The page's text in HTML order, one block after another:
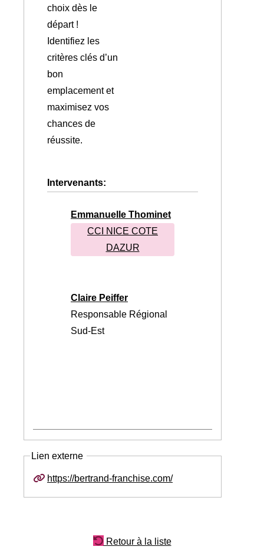
choix dès le
départ !
Identifiez les
critères clés d’un
bon
emplacement et
maximisez vos
chances de
réussite.
Intervenants:
Emmanuelle Thominet
CCI NICE COTE
DAZUR
Claire Peiffer
Responsable Régional
Sud-Est
Lien externe
https://bertrand-franchise.com/
Retour à la liste